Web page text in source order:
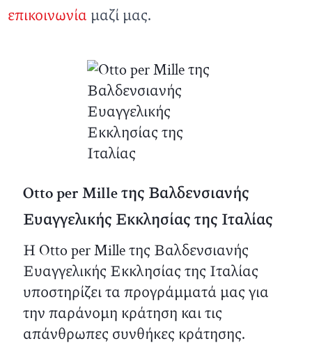
επικοινωνία μαζί μας.
Otto per Mille της Βαλδενσιανής
Ευαγγελικής Εκκλησίας της Ιταλίας
Η Otto per Mille της Βαλδενσιανής
Ευαγγελικής Εκκλησίας της Ιταλίας
υποστηρίζει τα προγράμματά μας για
την παράνομη κράτηση και τις
απάνθρωπες συνθήκες κράτησης.